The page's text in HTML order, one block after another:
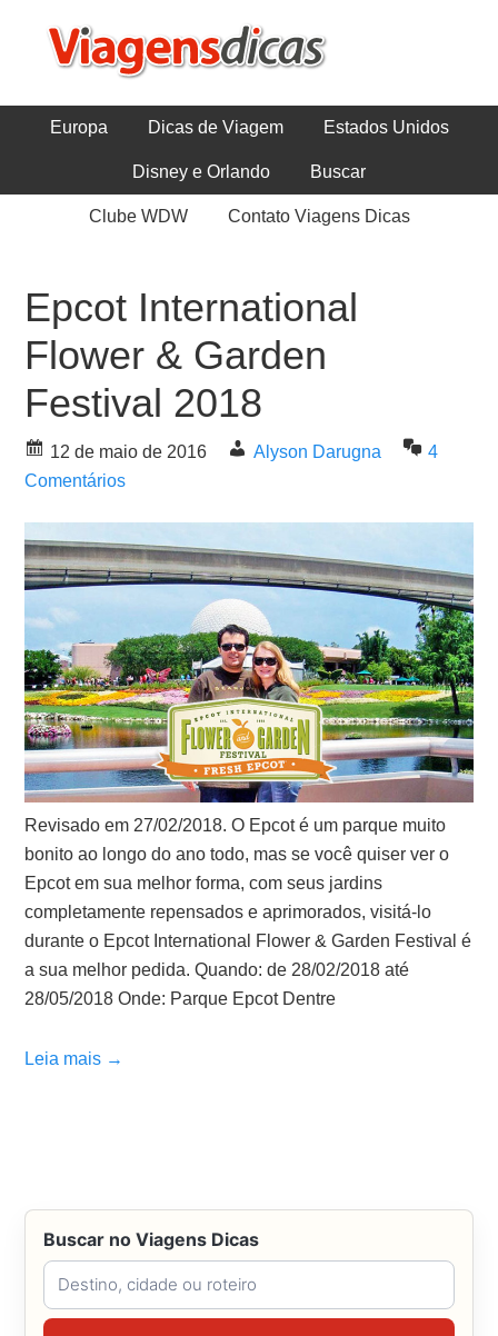
Europa Dicas de Viagem Estados Unidos
Disney e Orlando Buscar
Clube WDW Contato Viagens Dicas
Epcot International
Flower & Garden
Festival 2018
12 de maio de 2016 Alyson Darugna
4
Comentários
Revisado em 27/02/2018. O Epcot é um parque muito
bonito ao longo do ano todo, mas se você quiser ver o
Epcot em sua melhor forma, com seus jardins
completamente repensados e aprimorados, visitá-lo
durante o Epcot International Flower & Garden Festival é
a sua melhor pedida. Quando: de 28/02/2018 até
28/05/2018 Onde: Parque Epcot Dentre
Leia mais →
Buscar no Viagens Dicas
Buscar no Viagens Dicas